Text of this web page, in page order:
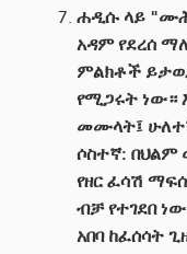
ሐዲሱ ላይ
አዳም የደረሰ
ምልክቶች
የሚጋሩት ነው።
መሙላት፤
ሶስተኛ:
የዘር ፈሳሽ
ብቻ የተገደበ
አበባ ከፈሰሳት